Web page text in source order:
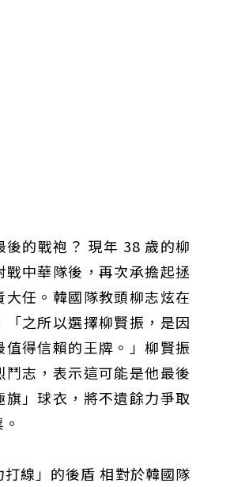
後的戰袍？ 現年 38 歲的柳
戰中華隊後，再次承擔起拯
大任。韓國隊教頭柳志炫在
「之所以選擇柳賢振，是因
值得信賴的王牌。」柳賢振
鬥志，表示這可能是他最後
旗」球衣，將不遺餘力爭取
線」的後盾 相對於韓國隊